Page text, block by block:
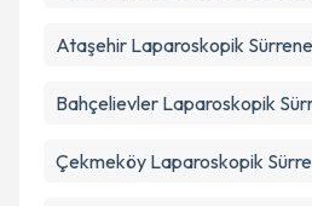
Ataşehir Laparoskopik
Bahçelievler Laparoskopik
Çekmeköy Laparoskopik